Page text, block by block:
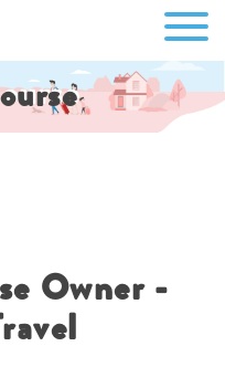
Owner -